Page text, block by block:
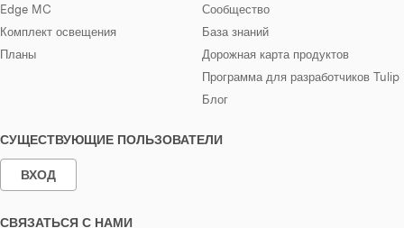
Edge MC
Комплект освещения
Планы
Сообщество
База знаний
Дорожная карта продуктов
Программа для разработчиков Tulip
Блог
СУЩЕСТВУЮЩИЕ ПОЛЬЗОВАТЕЛИ
ВХОД
СВЯЗАТЬСЯ С НАМИ